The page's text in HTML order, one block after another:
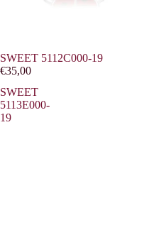
SWEET 5112C000-19
€35,00
SWEET
5113E000-
19